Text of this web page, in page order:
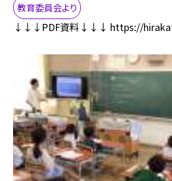
教育委員会より
↓↓↓PDF資料↓↓↓ https://